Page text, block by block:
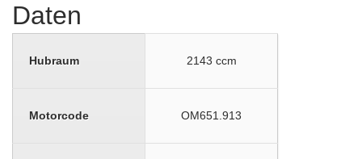
Daten
Hubraum 2143 ccm
Motorcode OM651.913